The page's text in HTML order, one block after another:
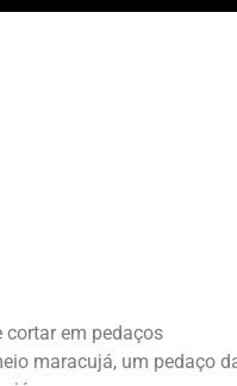
cortar em pedaços
maracujá, um pedaço